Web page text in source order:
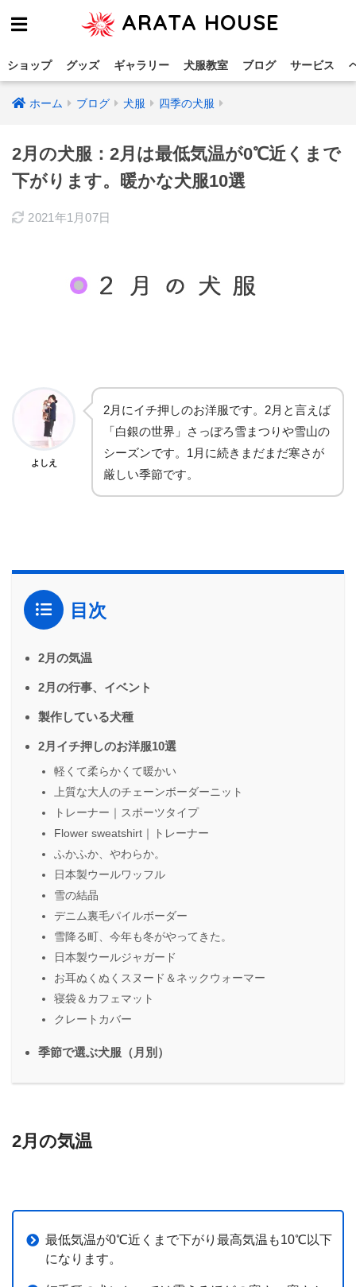
ARATA HOUSE
ショップ グッズ ギャラリー 犬服教室 ブログ サービス
ホーム ブログ 犬服 四季の犬服
2月の犬服：2月は最低気温が0℃近くまで
下がります。暖かな犬服10選
2021年1月07日
よしえ
2月にイチ押しのお洋服です。2月と言えば
「白銀の世界」さっぽろ雪まつりや雪山の
シーズンです。1月に続きまだまだ寒さが
厳しい季節です。
目次
2月の気温
2月の行事、イベント
製作している犬種
2月イチ押しのお洋服10選
軽くて柔らかくて暖かい
上質な大人のチェーンボーダーニット
トレーナー｜スポーツタイプ
Flower sweatshirt｜トレーナー
ふかふか、やわらか。
日本製ウールワッフル
雪の結晶
デニム裏毛パイルボーダー
雪降る町、今年も冬がやってきた。
日本製ウールジャガード
お耳ぬくぬくスヌード＆ネックウォーマー
寝袋＆カフェマット
クレートカバー
季節で選ぶ犬服（月別）
2月の気温
最低気温が0℃近くまで下がり最高気温も10℃以下
になります。